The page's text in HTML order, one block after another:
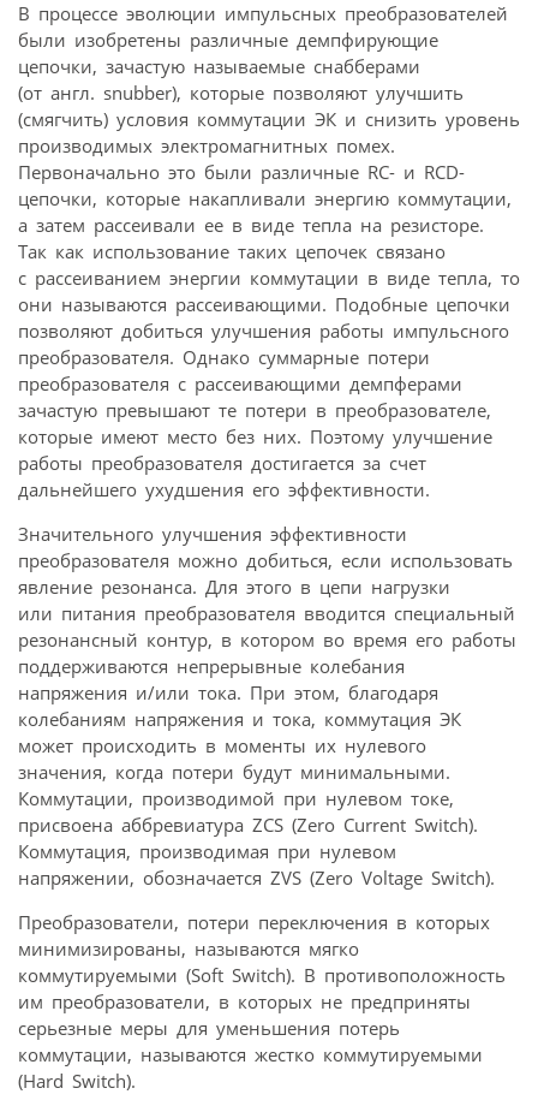
В процессе эволюции импульсных преобразователей
были изобретены различные демпфирующие
цепочки, зачастую называемые снабберами
(от англ. snubber), которые позволяют улучшить
(смягчить) условия коммутации ЭК и снизить уровень
производимых электромагнитных помех.
Первоначально это были различные RC- и RCD-
цепочки, которые накапливали энергию коммутации,
а затем рассеивали ее в виде тепла на резисторе.
Так как использование таких цепочек связано
с рассеиванием энергии коммутации в виде тепла, то
они называются рассеивающими. Подобные цепочки
позволяют добиться улучшения работы импульсного
преобразователя. Однако суммарные потери
преобразователя с рассеивающими демпферами
зачастую превышают те потери в преобразователе,
которые имеют место без них. Поэтому улучшение
работы преобразователя достигается за счет
дальнейшего ухудшения его эффективности.
Значительного улучшения эффективности
преобразователя можно добиться, если использовать
явление резонанса. Для этого в цепи нагрузки
или питания преобразователя вводится специальный
резонансный контур, в котором во время его работы
поддерживаются непрерывные колебания
напряжения и/или тока. При этом, благодаря
колебаниям напряжения и тока, коммутация ЭК
может происходить в моменты их нулевого
значения, когда потери будут минимальными.
Коммутации, производимой при нулевом токе,
присвоена аббревиатура ZCS (Zero Current Switch).
Коммутация, производимая при нулевом
напряжении, обозначается ZVS (Zero Voltage Switch).
Преобразователи, потери переключения в которых
минимизированы, называются мягко
коммутируемыми (Soft Switch). В противоположность
им преобразователи, в которых не предприняты
серьезные меры для уменьшения потерь
коммутации, называются жестко коммутируемыми
(Hard Switch).